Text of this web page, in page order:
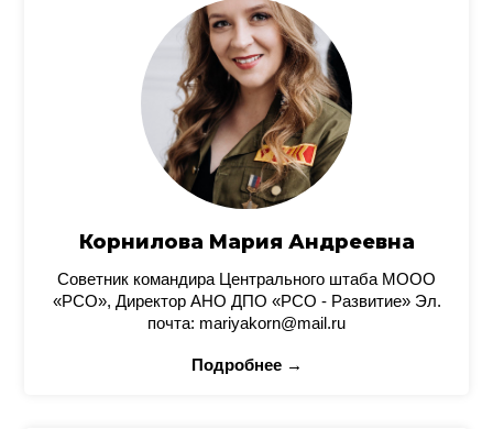
Корнилова Мария Андреевна
Советник командира Центрального штаба МООО
«РСО», Директор АНО ДПО «РСО - Развитие» Эл.
почта: mariyakorn@mail.ru
Подробнее →